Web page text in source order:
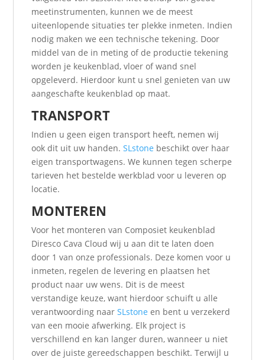
meetinstrumenten, kunnen we de meest
uiteenlopende situaties ter plekke inmeten. Indien
nodig maken we een technische tekening. Door
middel van de in meting of de productie tekening
worden je keukenblad, vloer of wand snel
opgeleverd. Hierdoor kunt u snel genieten van uw
aangeschafte keukenblad op maat.
TRANSPORT
Indien u geen eigen transport heeft, nemen wij
ook dit uit uw handen.SLstone beschikt over haar
eigen transportwagens. We kunnen tegen scherpe
tarieven het bestelde werkblad voor u leveren op
locatie.
MONTEREN
Voor het monteren van Composiet keukenblad
Diresco Cava Cloud wij u aan dit te laten doen
door 1 van onze professionals. Deze komen voor u
inmeten, regelen de levering en plaatsen het
product naar uw wens. Dit is de meest
verstandige keuze, want hierdoor schuift u alle
verantwoording naarSLstone en bent u verzekerd
van een mooie afwerking. Elk project is
verschillend en kan langer duren, wanneer u niet
over de juiste gereedschappen beschikt. Terwijl u